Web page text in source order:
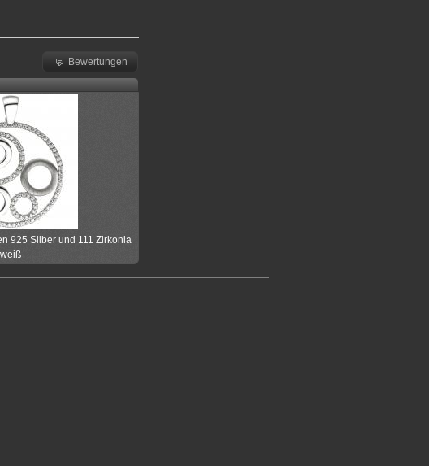
Bewertungen
925 Silber und 111 Zirkonia
weiß